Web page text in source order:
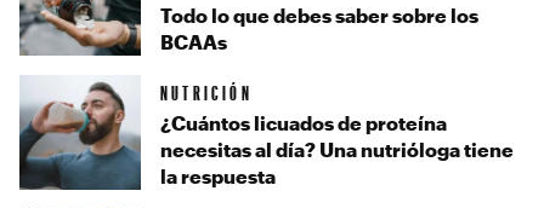
Todo lo que debes saber sobre los
BCAAs
NUTRICIÓN
¿Cuántos licuados de proteína
necesitas al día? Una nutrióloga tiene
la respuesta